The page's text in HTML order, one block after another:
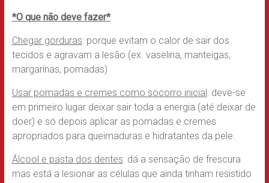
*O que não deve fazer*
Chegar gorduras: porque evitam o calor de sair dos
tecidos e agravam a lesão (ex. vaselina, manteigas,
margarinas, pomadas)
Usar pomadas e cremes como socorro inicial: deve-se
em primeiro lugar deixar sair toda a energia (até deixar de
doer) e só depois aplicar as pomadas e cremes
apropriados para queimaduras e hidratantes da pele.
Álcool e pasta dos dentes: dá a sensação de frescura
mas está a lesionar as células que ainda tinham resistido